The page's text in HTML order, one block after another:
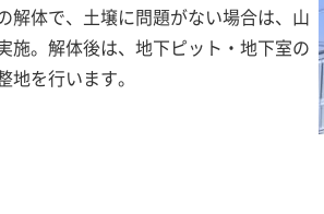
解体で、土壌に問題がない場合は、山
施。解体後は、地下ピット・地下室の
を行います。